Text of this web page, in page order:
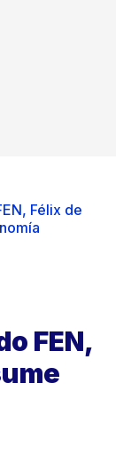
Félix de
FEN,